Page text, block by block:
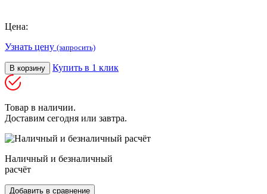
Цена:
Узнать цену (запросить)
В корзину Купить в 1 клик
Товар в наличии.
Доставим сегодня или завтра.
Наличный и безналичный
расчёт
Добавить в сравнение